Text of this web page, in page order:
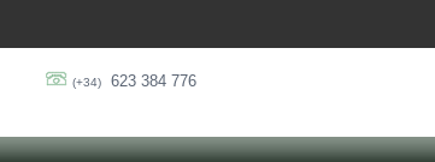
(+34) 623 384 776